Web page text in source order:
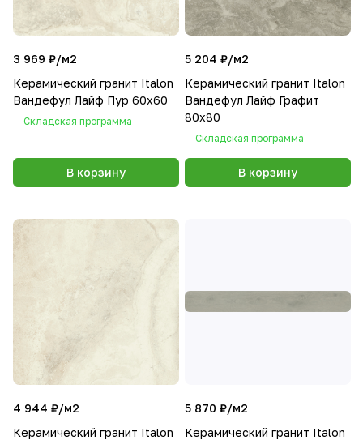
3 969 ₽/м2
Керамический гранит Italon
Вандефул Лайф Пур 60x60
Складская программа
В корзину
5 204 ₽/м2
Керамический гранит Italon
Вандефул Лайф Графит
80х80
Складская программа
В корзину
4 944 ₽/м2
Керамический гранит Italon
5 870 ₽/м2
Керамический гранит Italon